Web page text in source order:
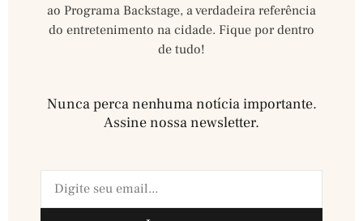
ao Programa Backstage, a verdadeira referência
do entretenimento na cidade. Fique por dentro
de tudo!
Nunca perca nenhuma notícia importante.
Assine nossa newsletter.​